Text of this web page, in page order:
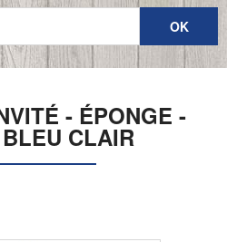
- ÉPONGE -
CLAIR